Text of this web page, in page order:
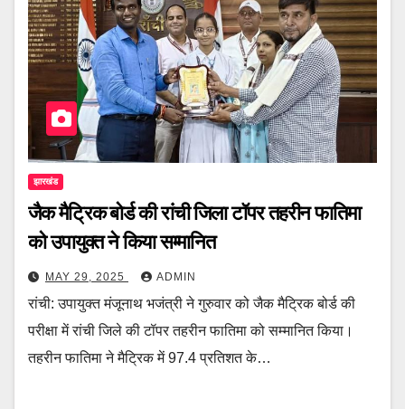
झारखंड
जैक मैट्रिक बोर्ड की रांची जिला टॉपर तहरीन फातिमा
को उपायुक्त ने किया सम्मानित
MAY 29, 2025 ADMIN
रांची: उपायुक्त मंजूनाथ भजंत्री ने गुरुवार को जैक मैट्रिक बोर्ड की
परीक्षा में रांची जिले की टॉपर तहरीन फातिमा को सम्मानित किया।
तहरीन फातिमा ने मैट्रिक में 97.4 प्रतिशत के…